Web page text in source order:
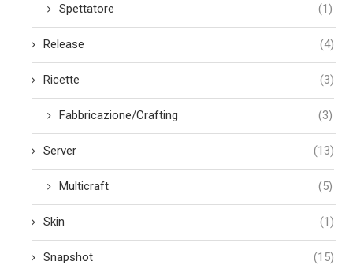
Spettatore (1)
Release (4)
Ricette (3)
Fabbricazione/Crafting (3)
Server (13)
Multicraft (5)
Skin (1)
Snapshot (15)